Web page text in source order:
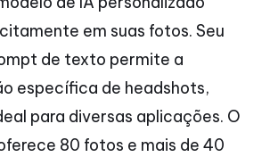
em suas fotos. Seu
de texto permite a
específica de headshots,
para diversas aplicações. O
80 fotos e mais de 40